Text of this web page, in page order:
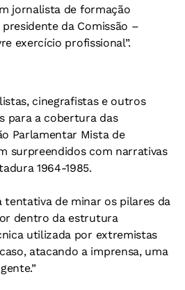
jornalista de formação
da Comissão –
exercício profissional”.
cinegrafistas e outros
para a cobertura das
Parlamentar Mista de
surpreendidos com narrativas
1964-1985.
tentativa de minar os pilares da
dentro da estrutura
utilizada por extremistas
atacando a imprensa, uma